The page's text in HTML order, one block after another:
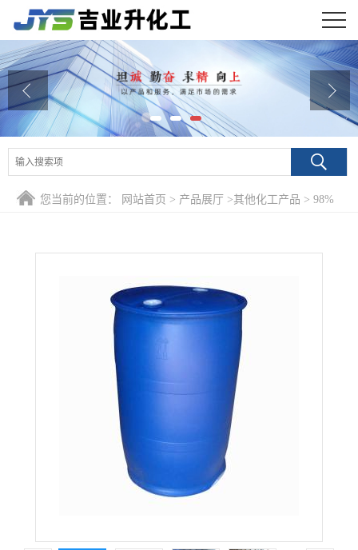
公司首页
公司介绍
公司动态
产品展厅
证书荣誉
您当前的位置： 网站首页 > 产品展厅 >其他化工产品 > 98%